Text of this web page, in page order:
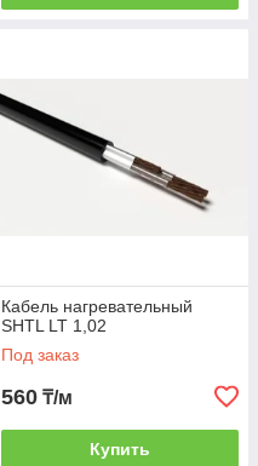
Кабель нагревательный
SHTL LT 1,02
Под заказ
560 ₸/м
Купить